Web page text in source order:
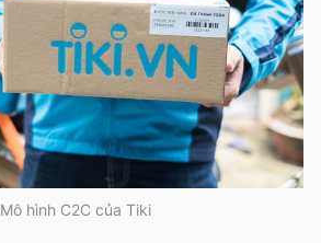
Mô hình C2C của Tiki